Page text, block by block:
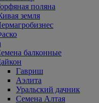
поляна
земля
балконные
Гавриш
Аэлита
Уральский дачник
Семена Алтая